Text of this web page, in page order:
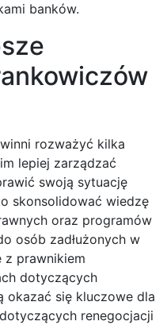
banków.
rozważyć kilka
lepiej zarządzać
swoją sytuację
skonsolidować wiedzę
oraz programów
osób zadłużonych w
z prawnikiem
dotyczących
okazać się kluczowe dla
renegocjacji